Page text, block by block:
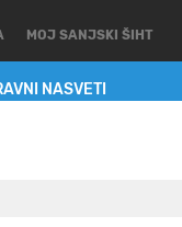
NASVETI
MOJ SANJSKI ŠIHT